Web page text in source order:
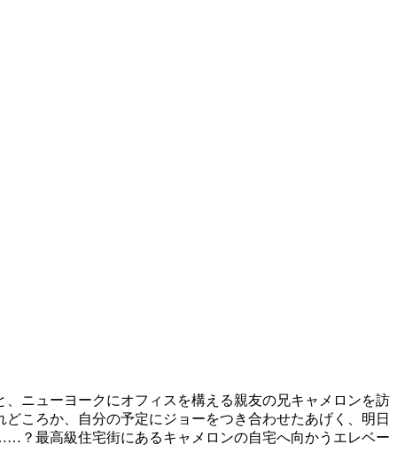
ニューヨークにオフィスを構える親友の兄キャメロンを訪
ころか、自分の予定にジョーをつき合わせたあげく、明日
？最高級住宅街にあるキャメロンの自宅へ向かうエレベー